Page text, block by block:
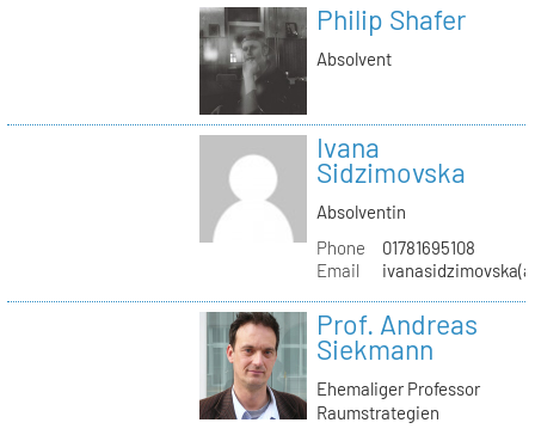
Philip Shafer
Absolvent
Ivana
Sidzimovska
Absolventin
Phone
01781695108
Email
Prof. Andreas
Siekmann
Ehemaliger Professor
Raumstrategien